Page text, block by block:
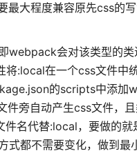
大程度兼容原先css的
会对该类型的类
:local在一个css文件中
的scripts中添加
旁自动产生css文件，
名代替:local，要做的
都不需要变化，做到最